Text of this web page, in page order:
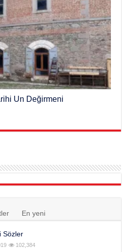
Un Değirmeni
En yeni
Sözler
102,384